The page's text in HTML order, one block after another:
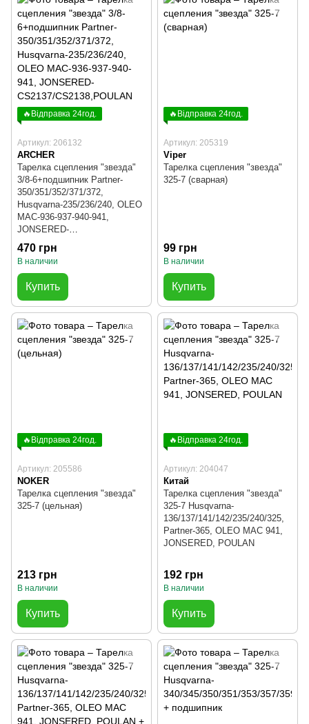
🔥Відправка 24год.
Артикул: 206132
ARCHER
Тарелка сцепления "звезда"
3/8-6+подшипник Partner-
350/351/352/371/372,
Husqvarna-235/236/240, OLEO
MAC-936-937-940-941,
JONSERED-
CS2137/CS2138,POULAN
470 грн
В наличии
Купить
🔥Відправка 24год.
Артикул: 205319
Viper
Тарелка сцепления "звезда"
325-7 (сварная)
99 грн
В наличии
Купить
🔥Відправка 24год.
Артикул: 205586
NOKER
Тарелка сцепления "звезда"
325-7 (цельная)
213 грн
В наличии
Купить
🔥Відправка 24год.
Артикул: 204047
Китай
Тарелка сцепления "звезда"
325-7 Husqvarna-
136/137/141/142/235/240/325,
Partner-365, OLEO MAC 941,
JONSERED, POULAN
192 грн
В наличии
Купить